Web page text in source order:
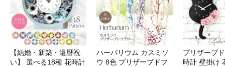
【結婚・新築・還暦祝
い】 選べる18種 花時計
ハーバリウム カスミソ
ウ 8色 プリザーブドフ
プリザーブ
時計 壁掛け